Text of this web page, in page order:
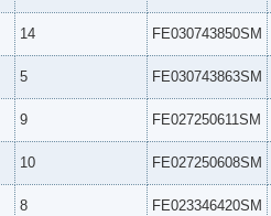
14 FE030743850SM
5 FE030743863SM
9 FE027250611SM
10 FE027250608SM
8 FE023346420SM